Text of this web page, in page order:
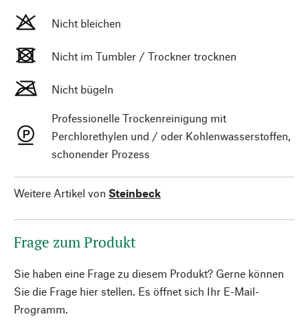
Nicht bleichen
Nicht im Tumbler / Trockner trocknen
Nicht bügeln
Professionelle Trockenreinigung mit
Perchlorethylen und / oder Kohlenwasserstoffen,
schonender Prozess
Weitere Artikel von Steinbeck
Frage zum Produkt
Sie haben eine Frage zu diesem Produkt? Gerne können
Sie die Frage hier stellen. Es öffnet sich Ihr E-Mail-
Programm.